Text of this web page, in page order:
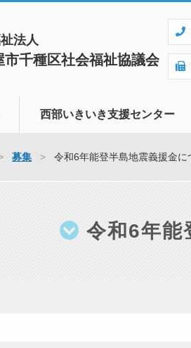
法人
市千種区社会福祉協議会
西部いきいき支援センター
認知症の方が安心して暮らせる地域
募集 令和6年能登半島地震義援金に
令和6年能